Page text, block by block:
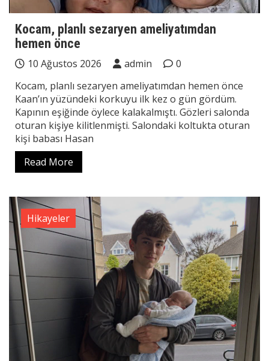
Kocam, planlı sezaryen ameliyatımdan
hemen önce
10 Ağustos 2026 admin
0
Kocam, planlı sezaryen ameliyatımdan hemen önce
Kaan’ın yüzündeki korkuyu ilk kez o gün gördüm.
Kapının eşiğinde öylece kalakalmıştı. Gözleri salonda
oturan kişiye kilitlenmişti. Salondaki koltukta oturan
kişi babası Hasan
Read More
Hikayeler